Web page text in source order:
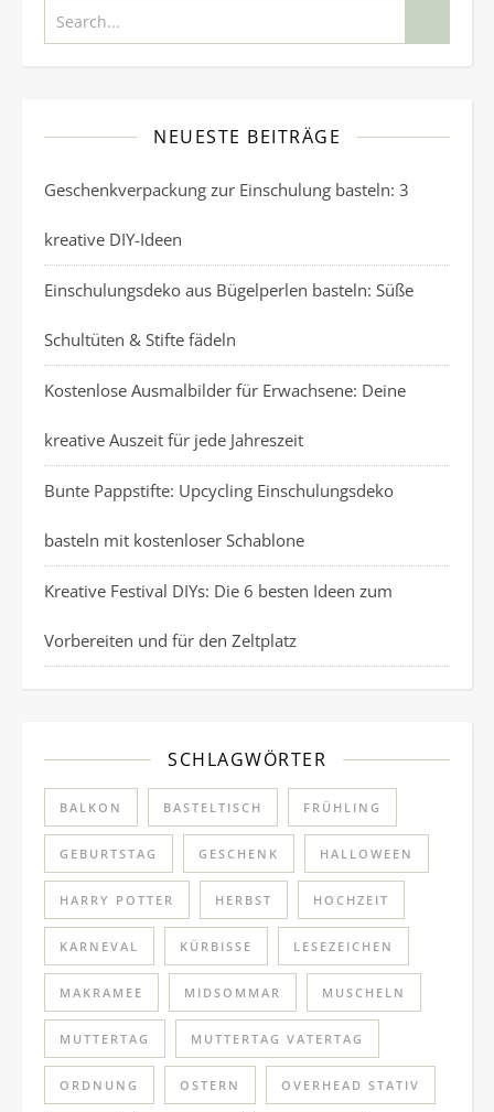
NEUESTE BEITRÄGE
Geschenkverpackung zur Einschulung basteln: 3
kreative DIY-Ideen
Einschulungsdeko aus Bügelperlen basteln: Süße
Schultüten & Stifte fädeln
Kostenlose Ausmalbilder für Erwachsene: Deine
kreative Auszeit für jede Jahreszeit
Bunte Pappstifte: Upcycling Einschulungsdeko
basteln mit kostenloser Schablone
Kreative Festival DIYs: Die 6 besten Ideen zum
Vorbereiten und für den Zeltplatz
SCHLAGWÖRTER
BALKON BASTELTISCH FRÜHLING
GEBURTSTAG GESCHENK HALLOWEEN
HARRY POTTER HERBST HOCHZEIT
KARNEVAL KÜRBISSE LESEZEICHEN
MAKRAMEE MIDSOMMAR MUSCHELN
MUTTERTAG MUTTERTAG VATERTAG
ORDNUNG OSTERN OVERHEAD STATIV